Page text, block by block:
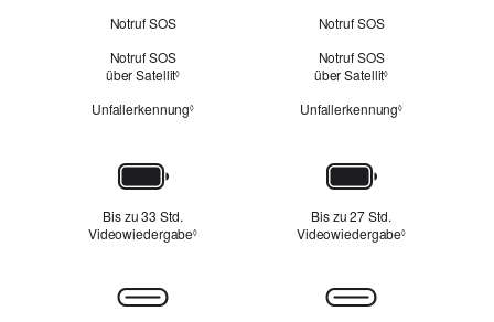
Notruf SOS
Notruf SOS
über Satellit◊
Siehe rechtliche Hinweise
Unfallerkennung◊ Siehe rechtliche Hinweise
Notruf SOS
Notruf SOS
über Satellit◊
Unfallerkennung◊
Batterie
Bis zu 33 Std.
Videowiedergabe◊ Siehe rechtliche Hinweise
Bis zu 27 Std.
Videowiedergabe◊
Konnektivität